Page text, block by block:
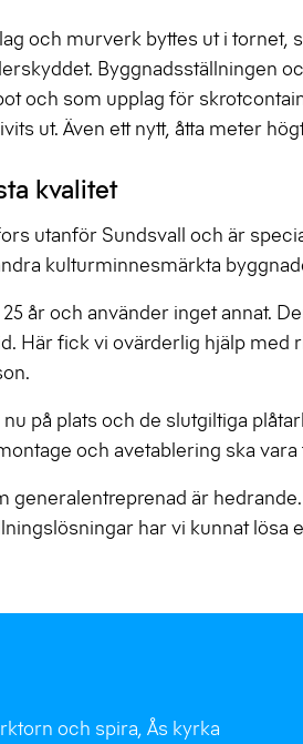
och murverk byttes ut i
Byggnadsställningen
och som upplag för
ut. Även ett nytt, åtta meter
kvalitet
utanför Sundsvall och är
kulturminnesmärkta
år och använder inget annat.
Här fick vi ovärderlig hjälp
på plats och de slutgiltiga
och avetablering ska
generalentreprenad är
har vi kunnat
och spira, Ås kyrka